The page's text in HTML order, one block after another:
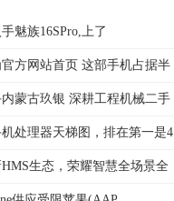
魅族16SPro,上了
方网站首页 这部手机占据半
蒙古玖银 深耕工程机械二手
处理器天梯图，排在第一是4
生态，荣耀智慧全场景全